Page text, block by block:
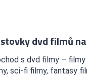
dvd filmů
s dvd filmy – filmy
sci-fi filmy, fantasy